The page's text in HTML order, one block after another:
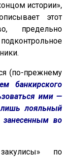
истории»,
этот
предельно
(по-прежнему
банкирского
ими —
лояльный
занесенным во
по